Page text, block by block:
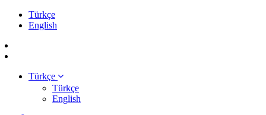
Türkçe
English
Türkçe
Türkçe
English